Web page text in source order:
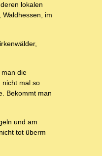
lokalen
im
die
nicht mal so
Bekommt man
und am
tot überm